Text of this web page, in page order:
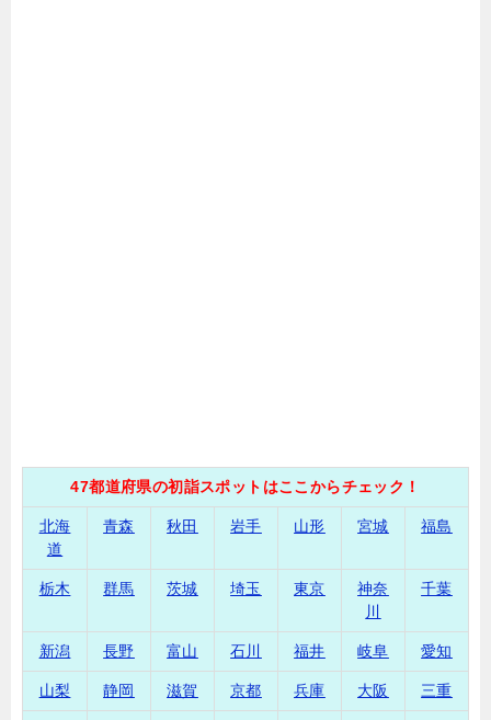
47都道府県の初詣スポットはここからチェック！
北海
道
青森 秋田 岩手 山形 宮城 福島
栃木 群馬 茨城 埼玉 東京
神奈
川
千葉
新潟 長野 富山 石川 福井 岐阜 愛知
山梨 静岡 滋賀 京都 兵庫 大阪 三重